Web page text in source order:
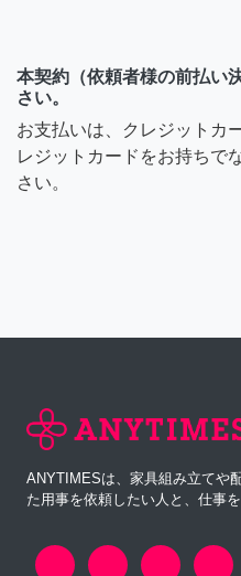
本契約（依頼者様の前払い
さい。
お支払いは、クレジットカ
レジットカードをお持ちで
さい。
ANYTIMESは、家具組み立てや
た用事を依頼したい人と、仕事